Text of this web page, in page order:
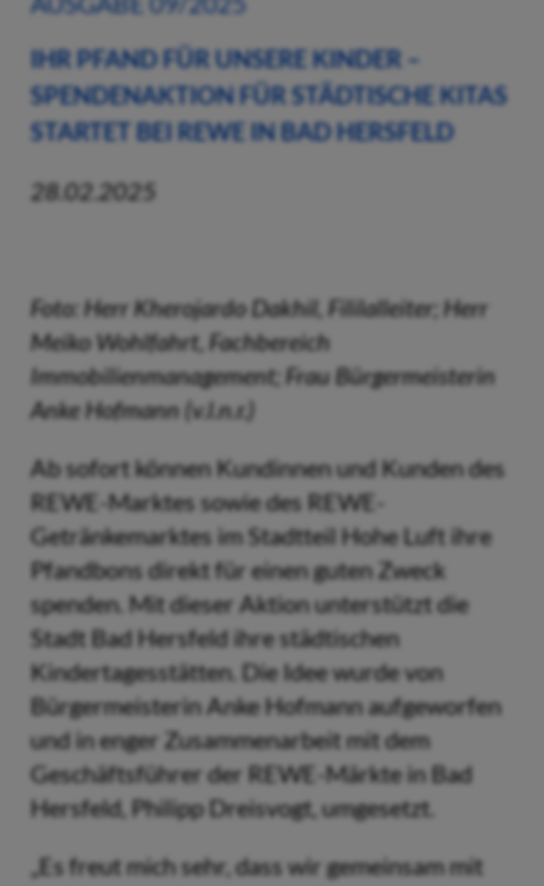
IHR PFAND FÜR UNSERE KINDER –
SPENDENAKTION FÜR STÄDTISCHE KITAS
STARTET BEI REWE IN BAD HERSFELD
28.02.2025
Foto: Herr Kherojardo Dakhil, Fililalleiter; Herr
Meiko Wohlfahrt, Fachbereich
Immobilienmanagement; Frau Bürgermeisterin
Anke Hofmann (v.l.n.r.)
Ab sofort können Kundinnen und Kunden des
REWE-Marktes sowie des REWE-
Getränkemarktes im Stadtteil Hohe Luft ihre
Pfandbons direkt für einen guten Zweck
spenden. Mit dieser Aktion unterstützt die
Stadt Bad Hersfeld ihre städtischen
Kindertagesstätten. Die Idee wurde von
Bürgermeisterin Anke Hofmann aufgeworfen
und in enger Zusammenarbeit mit dem
Geschäftsführer der REWE-Märkte in Bad
Hersfeld, Philipp Dreisvogt, umgesetzt.
„Es freut mich sehr, dass wir gemeinsam mit